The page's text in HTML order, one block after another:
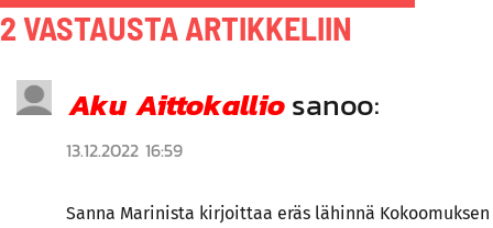
2 VASTAUSTA ARTIKKELIIN
Aku Aittokalliosanoo:
13.12.2022 16:59
Sanna Marinista kirjoittaa eräs lähinnä Kokoomuksen